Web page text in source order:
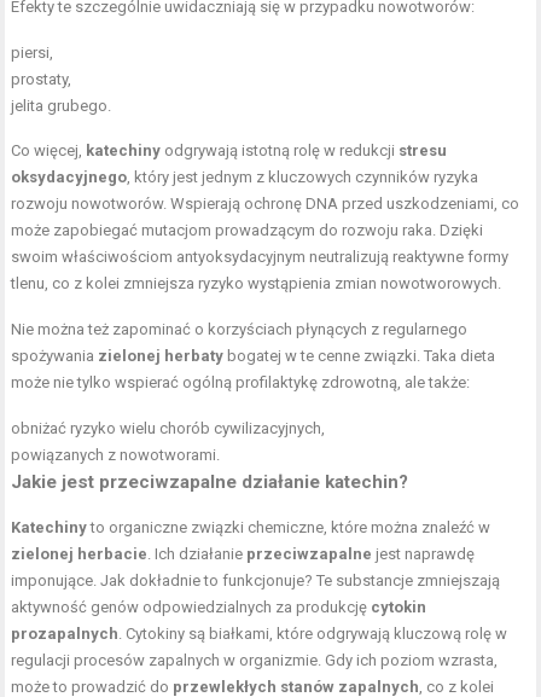
Efekty te szczególnie uwidaczniają się w przypadku nowotworów:
piersi,
prostaty,
jelita grubego.
Co więcej, katechiny odgrywają istotną rolę w redukcji stresu
oksydacyjnego, który jest jednym z kluczowych czynników ryzyka
rozwoju nowotworów. Wspierają ochronę DNA przed uszkodzeniami, co
może zapobiegać mutacjom prowadzącym do rozwoju raka. Dzięki
swoim właściwościom antyoksydacyjnym neutralizują reaktywne formy
tlenu, co z kolei zmniejsza ryzyko wystąpienia zmian nowotworowych.
Nie można też zapominać o korzyściach płynących z regularnego
spożywania zielonej herbaty bogatej w te cenne związki. Taka dieta
może nie tylko wspierać ogólną profilaktykę zdrowotną, ale także:
obniżać ryzyko wielu chorób cywilizacyjnych,
powiązanych z nowotworami.
Jakie jest przeciwzapalne działanie katechin?
Katechinyto organiczne związki chemiczne, które można znaleźć w
zielonej herbacie. Ich działanie przeciwzapalne jest naprawdę
imponujące. Jak dokładnie to funkcjonuje? Te substancje zmniejszają
aktywność genów odpowiedzialnych za produkcję cytokin
prozapalnych. Cytokiny są białkami, które odgrywają kluczową rolę w
regulacji procesów zapalnych w organizmie. Gdy ich poziom wzrasta,
może to prowadzić do przewlekłych stanów zapalnych, co z kolei